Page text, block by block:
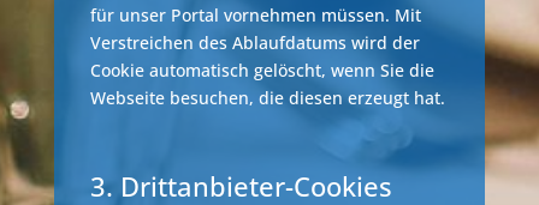
für unser Portal vornehmen müssen. Mit
Verstreichen des Ablaufdatums wird der
Cookie automatisch gelöscht, wenn Sie die
Webseite besuchen, die diesen erzeugt hat.
3. Drittanbieter-Cookies